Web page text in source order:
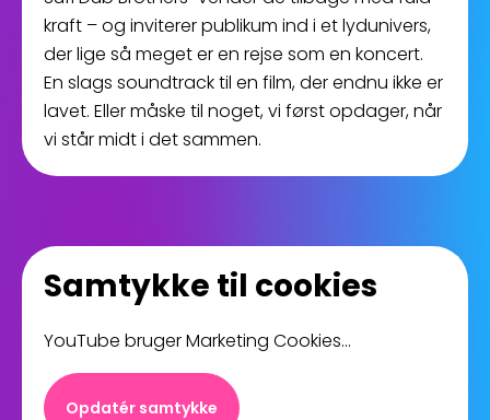
kraft – og inviterer publikum ind i et lydunivers,
der lige så meget er en rejse som en koncert.
En slags soundtrack til en film, der endnu ikke er
lavet. Eller måske til noget, vi først opdager, når
vi står midt i det sammen.
Samtykke til cookies
YouTube bruger Marketing Cookies...
Opdatér samtykke